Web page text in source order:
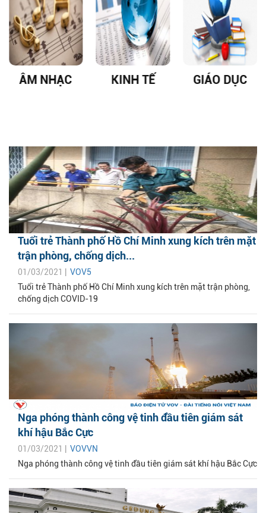
ÂM NHẠC KINH TẾ GIÁO DỤC
Tuổi trẻ Thành phố Hồ Chí Minh xung kích trên mặt
trận phòng, chống dịch...
01/03/2021 | VOV5
Tuổi trẻ Thành phố Hồ Chí Minh xung kích trên mặt trận phòng,
chống dịch COVID-19
Nga phóng thành công vệ tinh đầu tiên giám sát
khí hậu Bắc Cực
01/03/2021 | VOVVN
Nga phóng thành công vệ tinh đầu tiên giám sát khí hậu Bắc Cực